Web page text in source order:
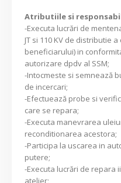
Atributiile si
-Executa lucrări de
JT si 110 KV de distributie
beneficiarului) in
autorizare dpdv al SSM;
-Intocmeste si semnează
de incercari;
-Efectuează probe si
care se repara;
-Executa manevrarea
reconditionarea acestora;
-Participa la uscarea in
putere;
-Executa lucrări de repara
atelier;